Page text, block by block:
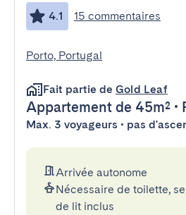
4.1 15 commentaires
Porto, Portugal
Fait partie de Gold Leaf
Appartement de 45m² •
Max. 3 voyageurs • pas
Arrivée autonome
Nécessaire de toilette,
de lit inclus